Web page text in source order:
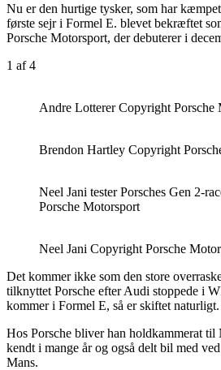
Nu er den hurtige tysker, som har
første sejr i Formel E. blevet bekræftet
Porsche Motorsport, der debuterer i
1 af 4
Andre Lotterer Copyright Porsche
Brendon Hartley Copyright
Neel Jani tester Porsches Gen 2-
Porsche Motorsport
Neel Jani Copyright Porsche
Det kommer ikke som den store
tilknyttet Porsche efter Audi stoppede i
kommer i Formel E, så er skiftet naturligt.
Hos Porsche bliver han holdkammerat til
kendt i mange år og også delt bil med
Mans.